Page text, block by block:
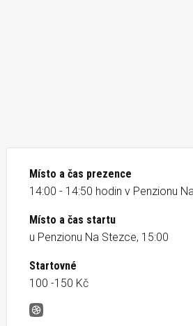
Místo a čas prezence
14:00 - 14:50 hodin v Penzionu
Místo a čas startu
u Penzionu Na Stezce, 15:00
Startovné
100 -150 Kč
Kolem Piláku